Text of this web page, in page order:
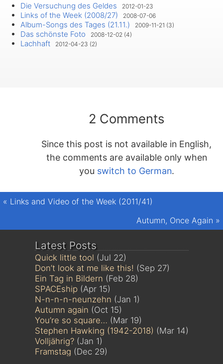
Die Versuchung des Geldes
2012-01-23
Links of the Week (2008/27) 2008-07-06
Album-Songs des Tages (21.11.) 2009-11-21 (3)
Das schönste Foto 2008-12-02 (4)
Lachhaft 2012-04-23 (2)
2 Comments
Since this post is not available in English,
the comments are available only when
you switch to German.
« Links and Video of the Week (2011/41)
Autumn, Once Again »
Latest Posts
Quick little tool (Jul 22)
Don’t look at me like this! (Sep 27)
Ein Tag in Bildern (Feb 28)
SPACEship (Apr 15)
N-n-n-n-neunzehn (Jan 1)
Autumn again (Oct 15)
You’re so square… (Mar 19)
Stephen Hawking (1942-2018) (Mar 14)
Volljährig?(Jan 1)
Framstag (Dec 29)